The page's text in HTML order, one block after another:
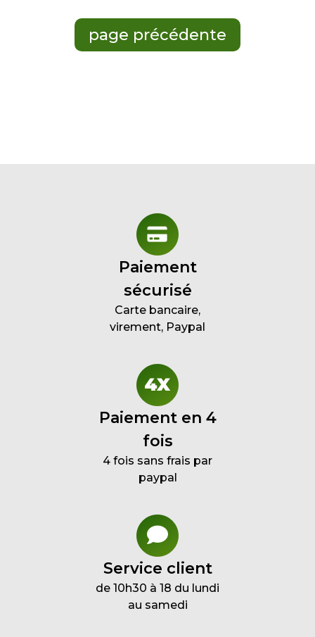
Paiement
sécurisé
Carte bancaire,
virement, Paypal
Paiement en 4
fois
4 fois sans frais par
paypal
Service client
de 10h30 à 18 du lundi
au samedi